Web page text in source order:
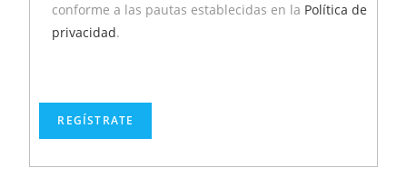
conforme a las pautas establecidas en la Política de
privacidad.